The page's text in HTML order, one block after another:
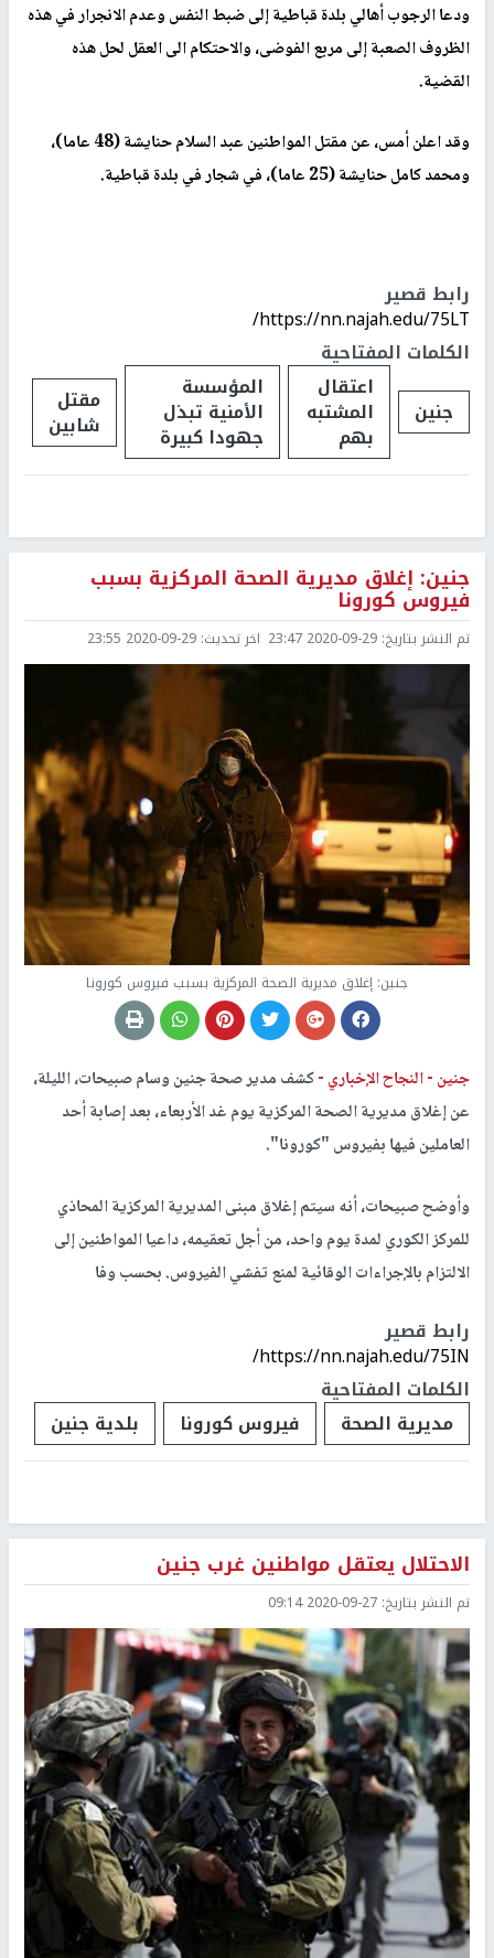
ودعا الرجوب أهالي بلدة قباطية إلى ضبط النفس وعدم الانجرار في هذه
الظروف الصعبة إلى مربع الفوضى، والاحتكام الى العقل لحل هذه
القضية.
وقد اعلن أمس، عن مقتل المواطنين عبد السلام حنايشة (48 عاما)،
ومحمد كامل حنايشة (25 عاما)، في شجار في بلدة قباطية.
رابط قصير
https://nn.najah.edu/75LT/
الكلمات المفتاحية
جنين
اعتقال
المشتبه
بهم
المؤسسة
الأمنية تبذل
جهودا كبيرة
مقتل
شابين
جنين: إغلاق مديرية الصحة المركزية بسبب
فيروس كورونا
تم النشر بتاريخ: 2020-09-29 23:47 اخر تحديث: 2020-09-29 23:55
جنين: إغلاق مديرية الصحة المركزية بسبب فيروس كورونا
جنين -النجاح الإخباري -كشف مدير صحة جنين وسام صبيحات، الليلة،
عن إغلاق مديرية الصحة المركزية يوم غد الأربعاء، بعد إصابة أحد
العاملين فيها بفيروس "كورونا".
وأوضح صبيحات، أنه سيتم إغلاق مبنى المديرية المركزية المحاذي
للمركز الكوري لمدة يوم واحد، من أجل تعقيمه، داعيا المواطنين إلى
الالتزام بالإجراءات الوقائية لمنع تفشي الفيروس. بحسب وفا
رابط قصير
https://nn.najah.edu/75IN/
الكلمات المفتاحية
مديرية الصحة
فيروس كورونا بلدية جنين
الاحتلال يعتقل مواطنين غرب جنين
تم النشر بتاريخ: 2020-09-27 09:14